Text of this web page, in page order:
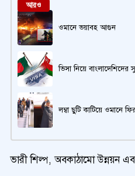
আরও
ওমানে ভয়াবহ আগুন
ভিসা নিয়ে
লম্বা ছুটি কাটিয়ে ওমানে
ভারী শিল্প, অবকাঠামো উন্নয়ন